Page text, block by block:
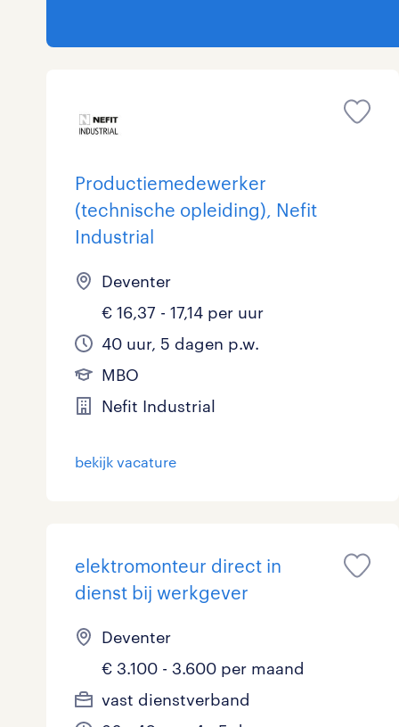
Productiemedewerker
(technische opleiding), Nefit
Industrial
Deventer
€ 16,37 - 17,14 per uur
40 uur, 5 dagen p.w.
MBO
Nefit Industrial
bekijk vacature
elektromonteur direct in
dienst bij werkgever
Deventer
€ 3.100 - 3.600 per maand
vast dienstverband